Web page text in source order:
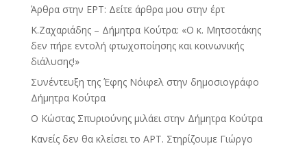
Άρθρα στην ΕΡΤ: Δείτε άρθρα μου στην έρτ
Κ.Ζαχαριάδης – Δήμητρα Κούτρα: «Ο κ. Μητσοτάκης
δεν πήρε εντολή φτωχοποίησης και κοινωνικής
διάλυσης!»
Συνέντευξη της Έφης Νόιφελ στην δημοσιογράφο
Δήμητρα Κούτρα
Ο Κώστας Σπυριούνης μιλάει στην Δήμητρα Κούτρα
Κανείς δεν θα κλείσει το ΑΡΤ. Στηρίζουμε Γιώργο